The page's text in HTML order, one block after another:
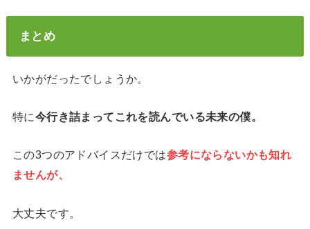
まとめ
いかがだったでしょうか。
特に今行き詰まってこれを読んでいる未来の僕。
この3つのアドバイスだけでは参考にならないかも知れ
ませんが、
大丈夫です。